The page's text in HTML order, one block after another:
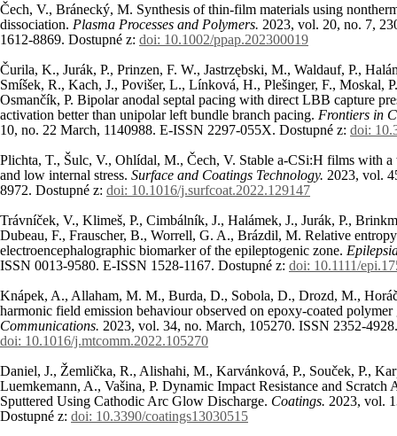
Čech, V., Bránecký, M. Synthesis of thin-film materials using
dissociation. Plasma Processes and Polymers. 2023, vol. 20, no. 7,
1612-8869. Dostupné z: doi: 10.1002/ppap.202300019
Čurila, K., Jurák, P., Prinzen, F. W., Jastrzębski, M., Waldauf, P.,
Smíšek, R., Kach, J., Povišer, L., Línková, H., Plešinger, F., Moskal,
Osmančík, P. Bipolar anodal septal pacing with direct LBB capture
activation better than unipolar left bundle branch pacing. Frontiers in
10, no. 22 March, 1140988. E-ISSN 2297-055X. Dostupné z: doi:
Plichta, T., Šulc, V., Ohlídal, M., Čech, V. Stable a-CSi:H films with
and low internal stress. Surface and Coatings Technology. 2023, vol.
8972. Dostupné z: doi: 10.1016/j.surfcoat.2022.129147
Trávníček, V., Klimeš, P., Cimbálník, J., Halámek, J., Jurák, P.,
Dubeau, F., Frauscher, B., Worrell, G. A., Brázdil, M. Relative
electroencephalographic biomarker of the epileptogenic zone.
ISSN 0013-9580. E-ISSN 1528-1167. Dostupné z: doi: 10.1111/
Knápek, A., Allaham, M. M., Burda, D., Sobola, D., Drozd, M.,
harmonic field emission behaviour observed on epoxy-coated
Communications. 2023, vol. 34, no. March, 105270. ISSN 2352-
doi: 10.1016/j.mtcomm.2022.105270
Daniel, J., Žemlička, R., Alishahi, M., Karvánková, P., Souček, P.,
Luemkemann, A., Vašina, P. Dynamic Impact Resistance and
Sputtered Using Cathodic Arc Glow Discharge. Coatings. 2023, vol.
Dostupné z: doi: 10.3390/coatings13030515